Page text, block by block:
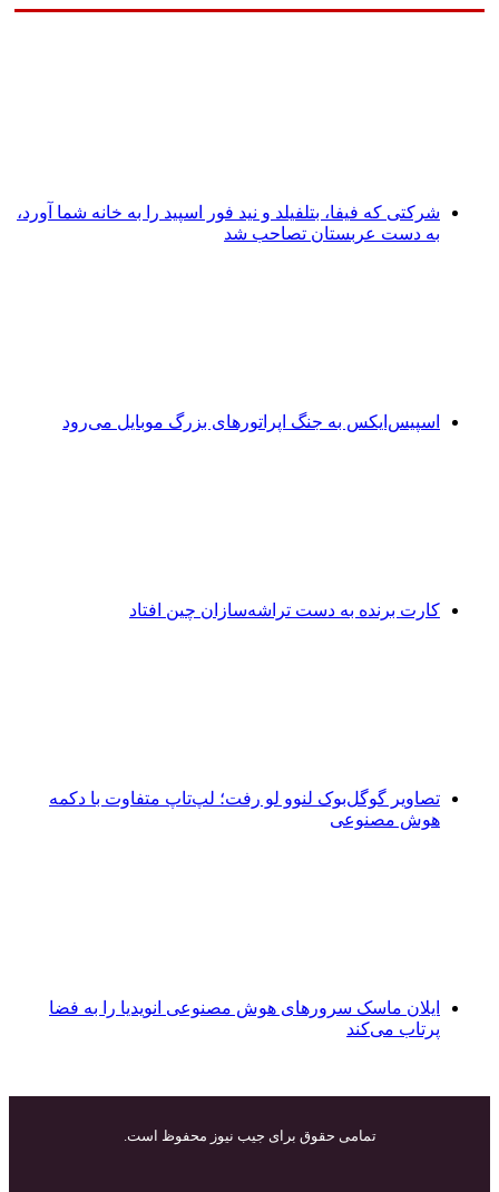
شرکتی که فیفا، بتلفیلد و نید فور اسپید را به خانه شما آورد،
به دست عربستان تصاحب شد
اسپیس‌ایکس به جنگ اپراتورهای بزرگ موبایل می‌رود
کارت برنده به دست تراشه‌سازان چین افتاد
تصاویر گوگل‌بوک لنوو لو رفت؛ لپ‌تاپ متفاوت با دکمه
هوش مصنوعی
ایلان ماسک سرورهای هوش مصنوعی انویدیا را به فضا
پرتاب می‌کند
تمامی حقوق برای جیب نیوز محفوظ است.